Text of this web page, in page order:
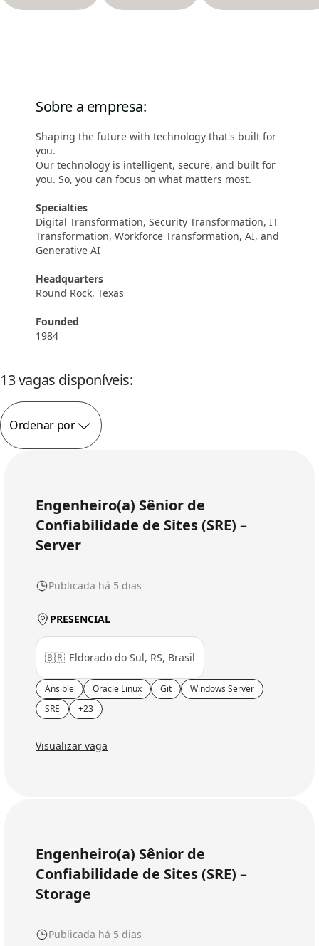
Sobre a empresa:
Shaping the future with technology that's built for
you.
Our technology is intelligent, secure, and built for
you. So, you can focus on what matters most.
Specialties
Digital Transformation, Security Transformation, IT
Transformation, Workforce Transformation, AI, and
Generative AI
Headquarters
Round Rock, Texas
Founded
1984
13 vagas disponíveis:
Ordenar por
Engenheiro(a) Sênior de
Confiabilidade de Sites (SRE) –
Server
Publicada há 5 dias
PRESENCIAL
🇧🇷 Eldorado do Sul, RS, Brasil
Ansible Oracle Linux Git
Windows Server
SRE
+23
Visualizar vaga
Engenheiro(a) Sênior de
Confiabilidade de Sites (SRE) –
Storage
Publicada há 5 dias